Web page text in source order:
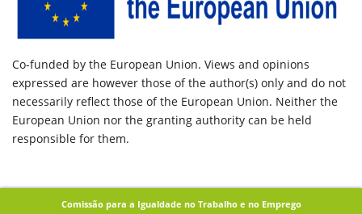
Co-funded by the European Union. Views and opinions
expressed are however those of the author(s) only and do not
necessarily reflect those of the European Union. Neither the
European Union nor the granting authority can be held
responsible for them.
Comissão para a Igualdade no Trabalho e no Emprego